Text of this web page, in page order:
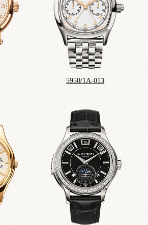
5950/1A-013